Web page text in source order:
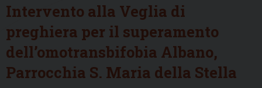
Intervento alla Veglia di
preghiera per il superamento
dell’omotransbifobia Albano,
Parrocchia S. Maria della Stella